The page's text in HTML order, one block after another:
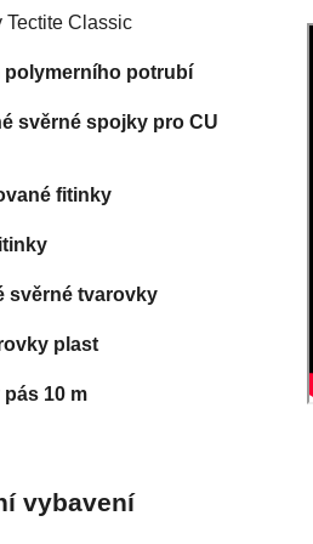
Tectite Classic
polymerního potrubí
svěrné spojky pro CU
fitinky
svěrné tvarovky
plast
pás 10 m
vybavení